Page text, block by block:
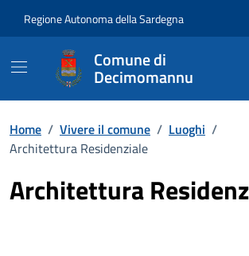
Regione Autonoma della Sardegna
Comune di
Decimomannu
Home / Vivere il comune / Luoghi /
Architettura Residenziale
Architettura